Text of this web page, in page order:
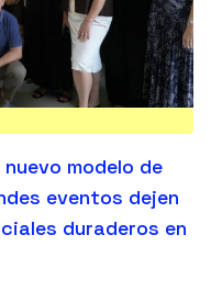
modelo de
eventos dejen
duraderos en